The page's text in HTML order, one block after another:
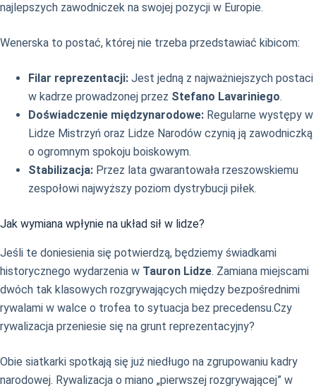
najlepszych zawodniczek na swojej pozycji w Europie.
Wenerska to postać, której nie trzeba przedstawiać kibicom:
Filar reprezentacji: Jest jedną z najważniejszych postaci
w kadrze prowadzonej przez Stefano Lavariniego.
Doświadczenie międzynarodowe: Regularne występy w
Lidze Mistrzyń oraz Lidze Narodów czynią ją zawodniczką
o ogromnym spokoju boiskowym.
Stabilizacja: Przez lata gwarantowała rzeszowskiemu
zespołowi najwyższy poziom dystrybucji piłek.
Jak wymiana wpłynie na układ sił w lidze?
Jeśli te doniesienia się potwierdzą, będziemy świadkami
historycznego wydarzenia w Tauron Lidze. Zamiana miejscami
dwóch tak klasowych rozgrywających między bezpośrednimi
rywalami w walce o trofea to sytuacja bez precedensu.Czy
rywalizacja przeniesie się na grunt reprezentacyjny?
Obie siatkarki spotkają się już niedługo na zgrupowaniu kadry
narodowej. Rywalizacja o miano „pierwszej rozgrywającej” w